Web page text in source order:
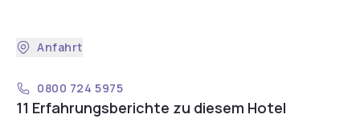
Anfahrt
0800 724 5975
11 Erfahrungsberichte zu diesem Hotel